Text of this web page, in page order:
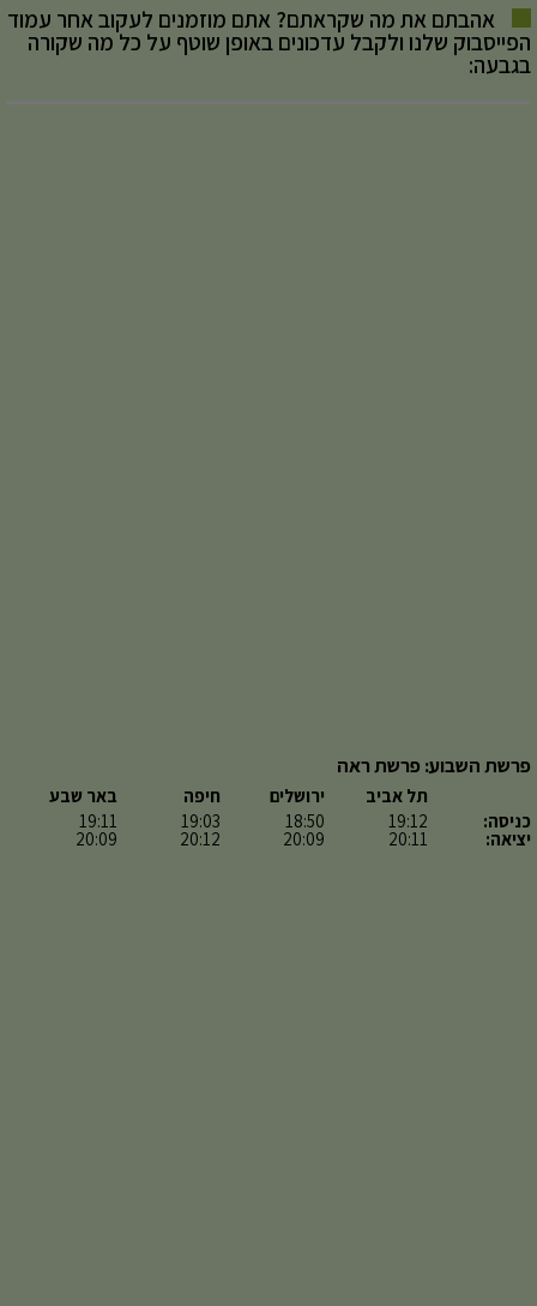
אהבתם את מה שקראתם? אתם מוזמנים לעקוב אחר עמוד
הפייסבוק שלנו ולקבל עדכונים באופן שוטף על כל מה שקורה
בגבעה:
פרשת השבוע: פרשת ראה
כניסה:
יציאה:
תל אביב
19:12
20:11
ירושלים
18:50
20:09
חיפה
19:03
20:12
באר שבע
19:11
20:09